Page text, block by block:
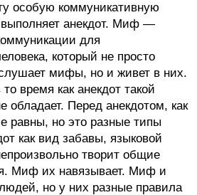
особую коммуникативную
анекдот. Миф —
для
который не просто
мифы, но и живет в них.
время как анекдот такой
обладает. Перед анекдотом, как
равны, но это разные типы
как вид забавы, языковой
творит общие
Миф их навязывает. Миф и
но у них разные правила